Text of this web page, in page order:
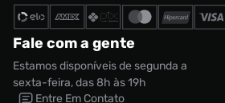
Fale com a gente
Estamos disponíveis de segunda a
sexta-feira, das 8h às 19h
Entre Em Contato